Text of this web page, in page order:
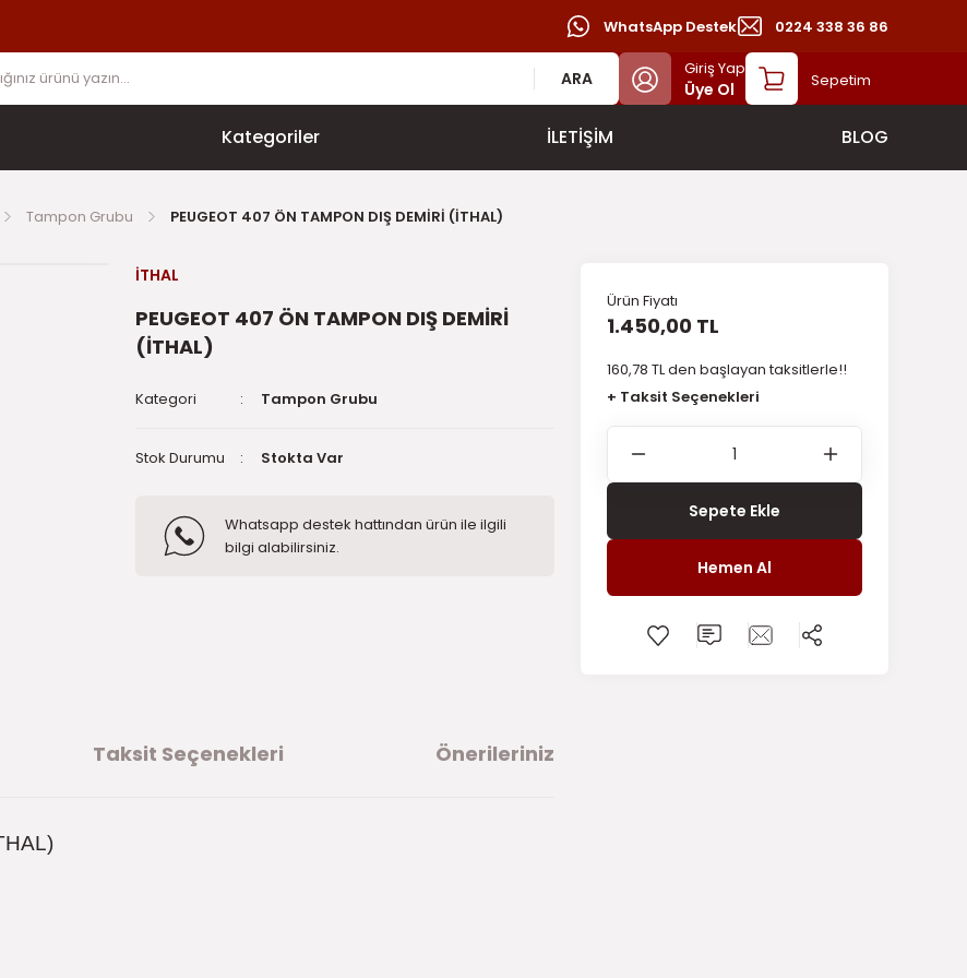
WhatsApp Destek 0224 338 36 86
ARA Giriş Yap
Üye Ol Sepetim
Kategoriler İLETİŞİM BLOG
Tampon Grubu PEUGEOT 407 ÖN TAMPON DIŞ DEMİRİ (İTHAL)
İTHAL
PEUGEOT 407 ÖN TAMPON DIŞ DEMİRİ
(İTHAL)
Kategori Tampon Grubu
Stok Durumu Stokta Var
Whatsapp destek hattından ürün ile ilgili
bilgi alabilirsiniz.
Ürün Fiyatı
1.450,00 TL
160,78 TL den başlayan taksitlerle!!
+ Taksit Seçenekleri
Sepete Ekle
Hemen Al
Taksit Seçenekleri Önerileriniz